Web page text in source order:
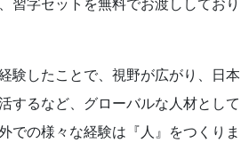
習字セットを無料でお渡ししており
験したことで、視野が広がり、日本
するなど、グローバルな人材として
での様々な経験は『人』をつくりま